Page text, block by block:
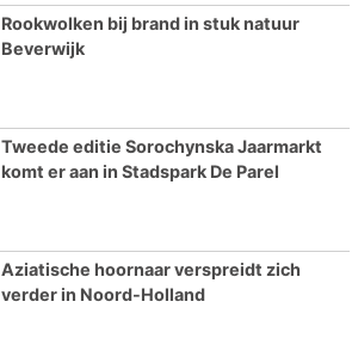
Rookwolken bij brand in stuk natuur
Beverwijk
Tweede editie Sorochynska Jaarmarkt
komt er aan in Stadspark De Parel
Aziatische hoornaar verspreidt zich
verder in Noord-Holland